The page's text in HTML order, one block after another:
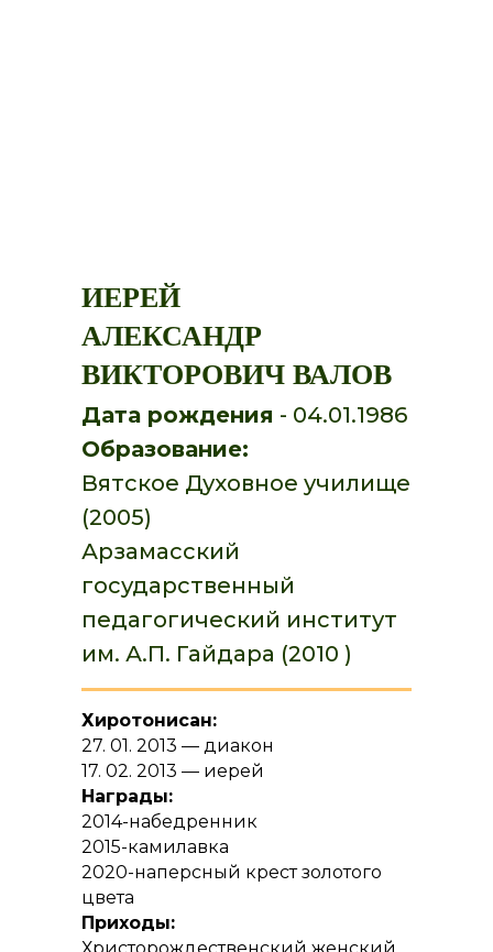
ИЕРЕЙ
АЛЕКСАНДР
ВИКТОРОВИЧ ВАЛОВ
Дата рождения - 04.01.1986
Образование:
Вятское Духовное училище
(2005)
Арзамасский
государственный
педагогический институт
им. А.П. Гайдара (2010 )
Хиротонисан:
27. 01. 2013 — диакон
17. 02. 2013 — иерей
Награды:
2014-набедренник
2015-камилавка
2020-наперсный крест золотого
цвета
Приходы:
Христорождественский женский